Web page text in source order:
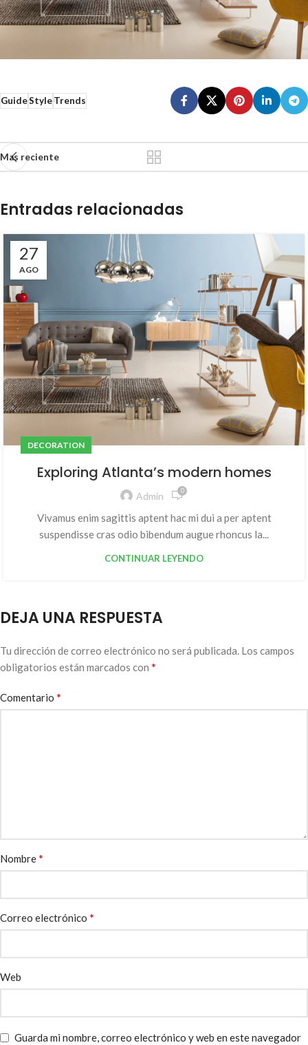
GuideStyleTrends
Mas reciente
Entradas relacionadas
27
AGO
DECORATION
Exploring Atlanta’s modern homes
Admin 0
Vivamus enim sagittis aptent hac mi dui a per aptent
suspendisse cras odio bibendum augue rhoncus la...
CONTINUAR LEYENDO
DEJA UNA RESPUESTA
Tu dirección de correo electrónico no será publicada. Los campos
obligatorios están marcados con *
Comentario *
Nombre*
Correo electrónico *
Web
Guarda mi nombre, correo electrónico y web en este navegador